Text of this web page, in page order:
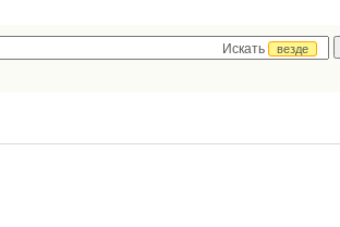
Искать
везде